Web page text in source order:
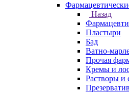
Назад
Пластыри
Бад
Ватно-
Прочая
Кремы и
Растворы и